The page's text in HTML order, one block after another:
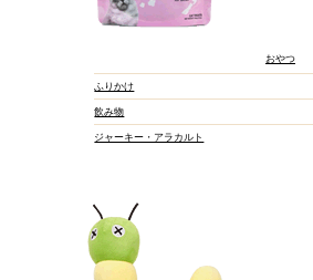
おやつ
ふりかけ
飲み物
ジャーキー・アラカルト